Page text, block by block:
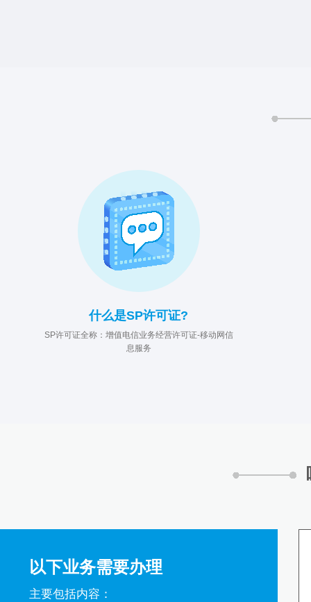
什么是SP许可证?
SP许可证全称：增值电信业务经营许可证-移动网信
息服务
以下业务需要办理
主要包括内容：